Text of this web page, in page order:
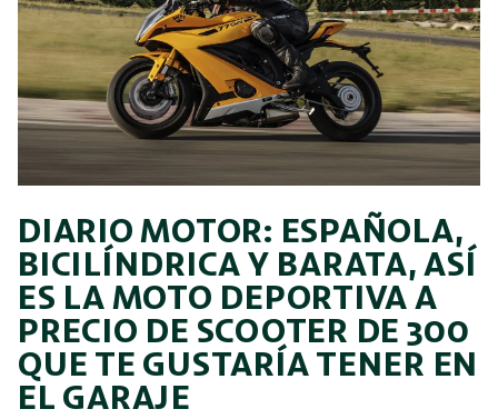
DIARIO MOTOR: ESPAÑOLA,
BICILÍNDRICA Y BARATA, ASÍ
ES LA MOTO DEPORTIVA A
PRECIO DE SCOOTER DE 300
QUE TE GUSTARÍA TENER EN
EL GARAJE